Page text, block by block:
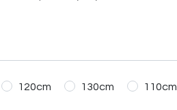
120cm 130cm 110cm